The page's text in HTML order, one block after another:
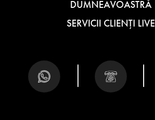
DUMNEAVOASTRĂ
SERVICII CLIENȚI LIVE